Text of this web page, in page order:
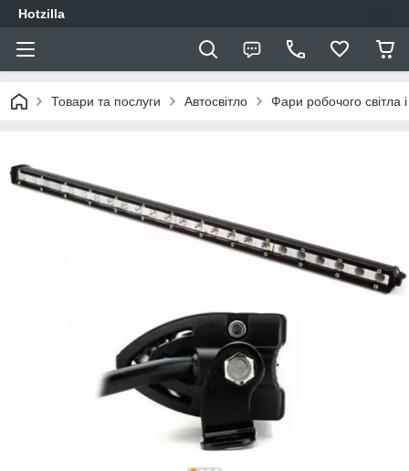
Hotzilla
Товари та послуги Автосвітло Фари робочого світла